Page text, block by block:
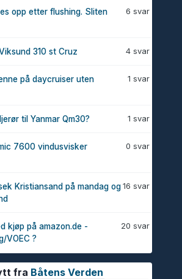
6 svar
opp etter flushing. Sliten
4 svar
310 st Cruz
1 svar
på daycruiser uten
1 svar
til Yanmar Qm30?
0 svar
7600 vindusvisker
16 svar
Kristiansand på mandag og
20 svar
kjøp på amazon.de -
VOEC ?
fra Båtens Verden